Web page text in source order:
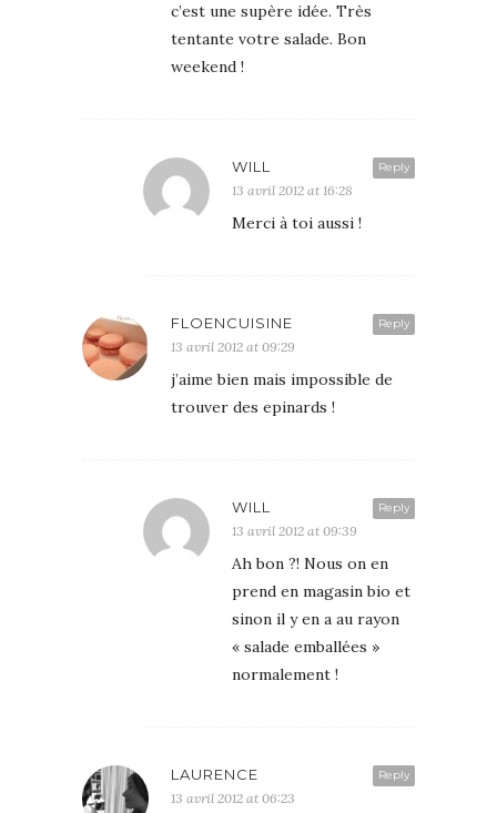
c’est une supère idée. Très
tentante votre salade. Bon
weekend !
Reply
WILL
13 avril 2012 at 16:28
Merci à toi aussi !
Reply
FLOENCUISINE
13 avril 2012 at 09:29
j’aime bien mais impossible de
trouver des epinards !
Reply
WILL
13 avril 2012 at 09:39
Ah bon ?! Nous on en
prend en magasin bio et
sinon il y en a au rayon
« salade emballées »
normalement !
Reply
LAURENCE
13 avril 2012 at 06:23